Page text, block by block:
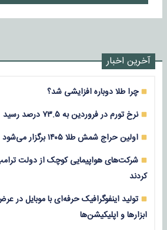
آخرین اخبار
چرا طلا دوباره افزایشی شد؟
نرخ تورم در فروردین به ۷۳.۵ درصد رسید
اولین حراج شمش طلا ۱۴۰۵ برگزار می‌شود
شرکت‌های هواپیمایی کوچک از دولت
کردند
تولید اینفوگرافیک حرفه‌ای با موبایل در
ابزارها و اپلیکیشن‌ها